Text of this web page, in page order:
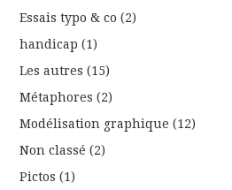
Essais typo & co (2)
handicap (1)
Les autres (15)
Métaphores (2)
Modélisation graphique (12)
Non classé (2)
Pictos (1)